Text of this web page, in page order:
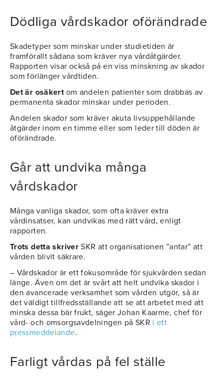
Dödliga vårdskador oförändrade
Skadetyper som minskar under studietiden är
framförallt sådana som kräver nya vårdåtgärder.
Rapporten visar också på en viss minskning av skador
som förlänger vårdtiden.
Det är osäkertom andelen patienter som drabbas av
permanenta skador minskar under perioden.
Andelen skador som kräver akuta livsuppehållande
åtgärder inom en timme eller som leder till döden är
oförändrade.
Går att undvika många
vårdskador
Många vanliga skador, som ofta kräver extra
vårdinsatser, kan undvikas med rätt vård, enligt
rapporten.
Trots detta skriver SKR att organisationen ”antar” att
vården blivit säkrare.
– Vårdskador är ett fokusområde för sjukvården sedan
länge. Även om det är svårt att helt undvika skador i
den avancerade verksamhet som vården utgör, så är
det väldigt tillfredsställande att se att arbetet med att
minska dessa bär frukt, säger Johan Kaarme, chef för
vård- och omsorgsavdelningen på SKR i ett
pressmeddelande.
Farligt vårdas på fel ställe